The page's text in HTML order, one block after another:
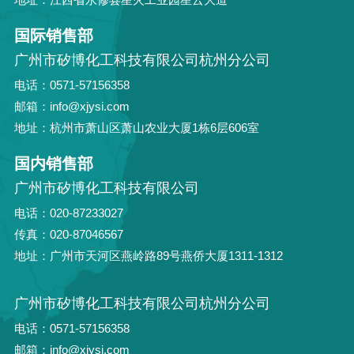
国际销售部
广州市矽博化工科技有限公司杭州分公司
电话：0571-57156358
邮箱：info@xjysi.com
地址：杭州市萧山区萧山农业大厦1栋6层606室
国内销售部
广州市矽博化工科技有限公司
电话：020-87233027
传真：020-87046567
地址：广州市天河区燕岭路89号燕侨大厦1311-1312
广州市矽博化工科技有限公司杭州分公司
电话：0571-57156358
邮箱：info@xjysi.com